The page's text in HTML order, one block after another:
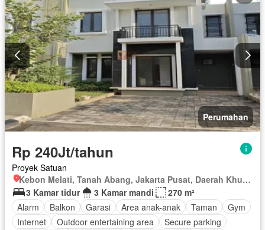
Perumahan
Rp 240Jt/tahun
Proyek Satuan
Kebon Melati, Tanah Abang, Jakarta Pusat, Daerah Khusus Ibukota Jakarta
3 Kamar tidur
3 Kamar mandi
270 m²
Alarm
Balkon Garasi Area anak-anak Taman
Gym
Internet
Outdoor entertaining area
Secure parking